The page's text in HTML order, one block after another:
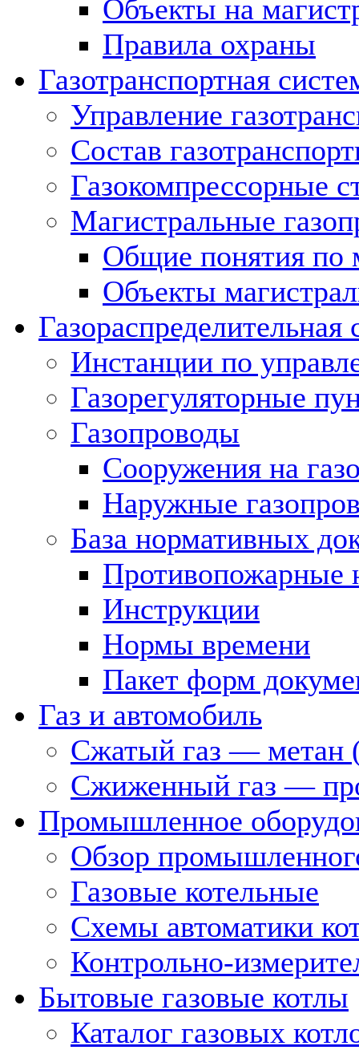
Объекты на
Правила охраны
Газотранспортная
Управление
Состав
Газокомпрессорные
Магистральные
Общие понятия по
Объекты
Газораспределительная
Инстанции по
Газорегуляторные
Газопроводы
Сооружения на
Наружные
База нормативных
Противопожарные
Инструкции
Нормы времени
Пакет форм
Газ и автомобиль
Сжатый газ — метан
Сжиженный газ —
Промышленное
Обзор
Газовые котельные
Схемы автоматики
Контрольно-
Бытовые газовые котлы
Каталог газовых